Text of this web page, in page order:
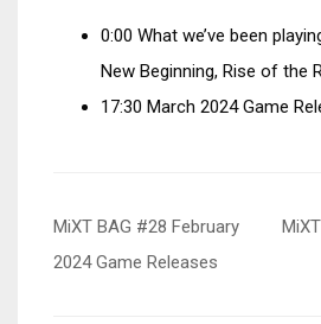
0:00 What we’ve been
New Beginning, Rise of the
17:30 March 2024 Game
MiXT BAG #28 February
2024 Game Releases